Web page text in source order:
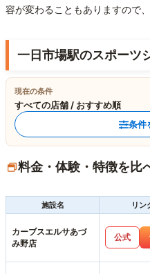
容が変わることもありますので
一日市場駅のスポーツ
現在の条件
すべての店舗 / おすすめ順
条件
料金・体験・特徴を比
施設名
リン
カーブスエルサあづ
み野店
公式